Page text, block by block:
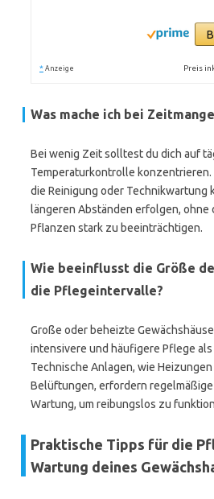
* Anzeige Preis
Was mache ich bei
Bei wenig Zeit solltest du dich auf
Temperaturkontrolle
die Reinigung oder Technikwartung
längeren Abständen erfolgen, ohne
Pflanzen stark zu beeinträchtigen.
Wie beeinflusst die Größe
die Pflegeintervalle?
Große oder beheizte
intensivere und häufigere Pflege
Technische Anlagen, wie
Belüftungen, erfordern
Wartung, um reibungslos zu
Praktische Tipps für die
Wartung deines